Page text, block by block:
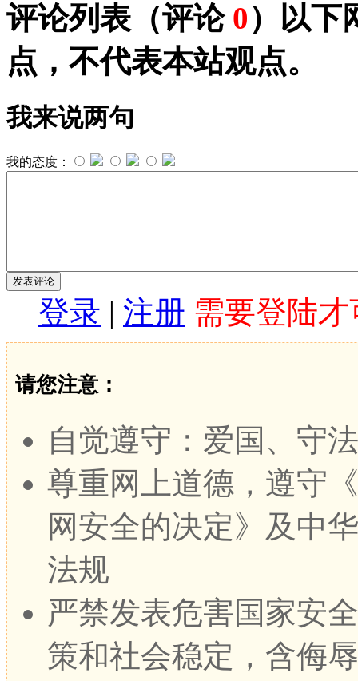
评论列表 （评论 0）以下
点，不代表本站观点。
我来说两句
我的态度：
登录 | 注册 需要登陆
请您注意：
自觉遵守：爱国、守
尊重网上道德，遵守
网安全的决定》及中
法规
严禁发表危害国家安
策和社会稳定，含侮